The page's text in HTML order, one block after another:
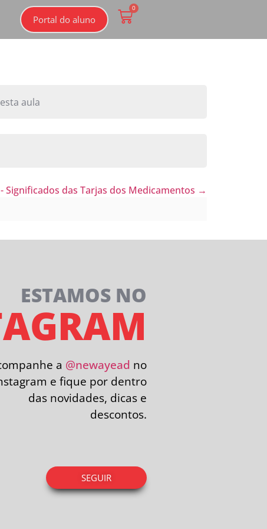
Portal do aluno
0
aula
Significados das Tarjas dos Medicamentos
ESTAMOS NO
a @newayead no
e fique por dentro
das novidades, dicas e
descontos.
SEGUIR